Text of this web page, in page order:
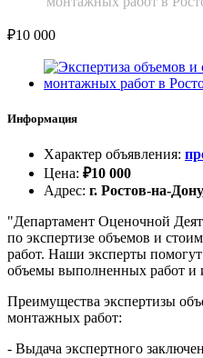
₽10 000
Информация
Характер объявления:
Цена: ₽10 000
Адрес: г. Ростов-на-
"Департамент Оценочной
по экспертизе объемов и
работ. Наши эксперты
объемы выполненных работ и
Преимущества экспертизы
монтажных работ:
- Выдача экспертного